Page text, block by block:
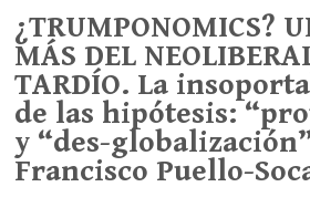
¿TRUMPONOMICS?
MÁS DEL
TARDÍO. La
de las hipótesis:
y “des-
Francisco Puello-